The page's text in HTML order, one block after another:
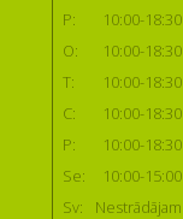
P:
10:00-18:30
O:
10:00-18:30
T:
10:00-18:30
C:
10:00-18:30
P:
10:00-18:30
Se:
10:00-15:00
Sv:
Nestrādājam